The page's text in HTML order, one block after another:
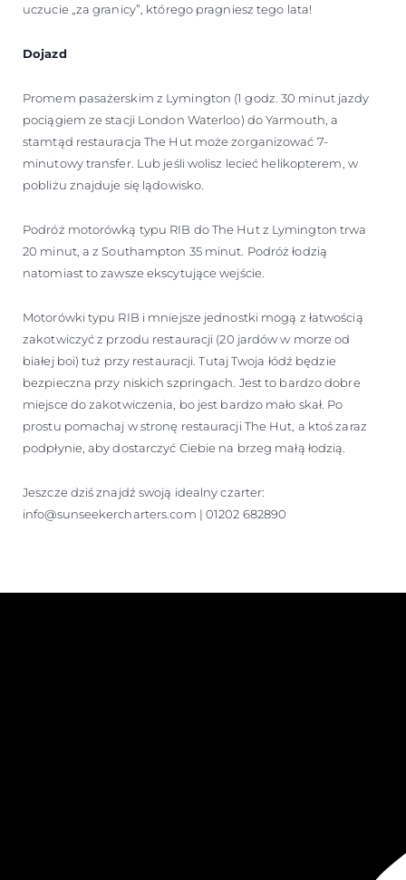
uczucie „za granicy”, którego pragniesz tego lata!
Dojazd
Promem pasażerskim z Lymington (1 godz. 30 minut jazdy
pociągiem ze stacji London Waterloo) do Yarmouth, a
stamtąd restauracja The Hut może zorganizować 7-
minutowy transfer. Lub jeśli wolisz lecieć helikopterem, w
pobliżu znajduje się lądowisko.
Podróż motorówką typu RIB do The Hut z Lymington trwa
20 minut, a z Southampton 35 minut. Podróż łodzią
natomiast to zawsze ekscytujące wejście.
Motorówki typu RIB i mniejsze jednostki mogą z łatwością
zakotwiczyć z przodu restauracji (20 jardów w morze od
białej boi) tuż przy restauracji. Tutaj Twoja łódź będzie
bezpieczna przy niskich szpringach. Jest to bardzo dobre
miejsce do zakotwiczenia, bo jest bardzo mało skał. Po
prostu pomachaj w stronę restauracji The Hut, a ktoś zaraz
podpłynie, aby dostarczyć Ciebie na brzeg małą łodzią.
Jeszcze dziś znajdź swoją idealny czarter:
info@sunseekercharters.com | 01202 682890